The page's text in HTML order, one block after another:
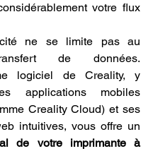
votre flux
ne se limite pas au
de données.
logiciel de Creality, y
applications mobiles
Creality Cloud) et ses
de votre imprimante à